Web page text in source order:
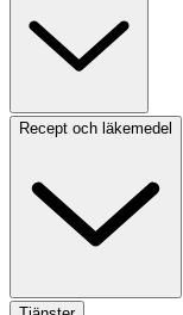
Recept och läkemedel